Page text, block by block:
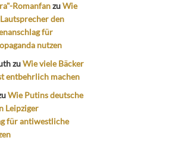
RomanfanzuWie
den
für
nutzen
zuWie viele Bäcker
entbehrlich machen
Wie Putins deutsche
Leipziger
für antiwestliche